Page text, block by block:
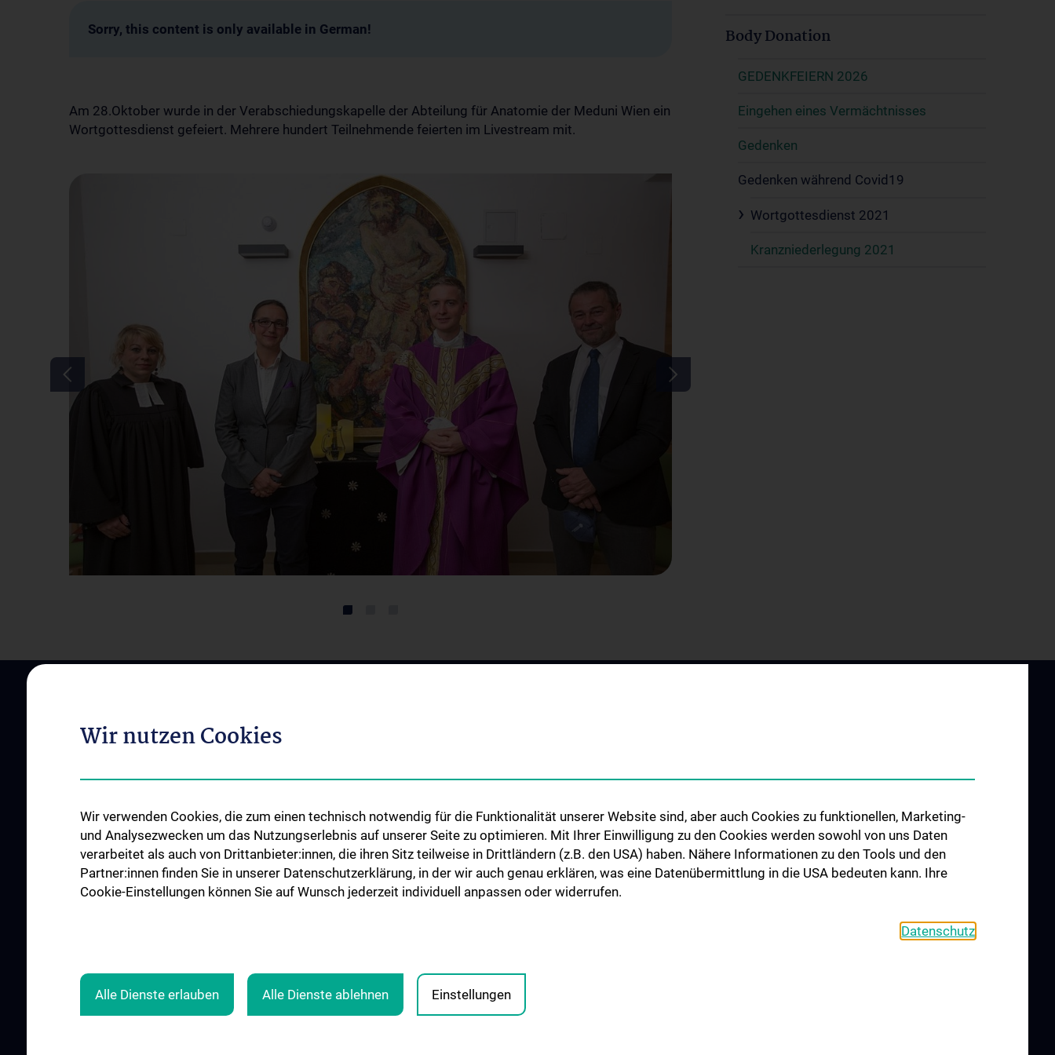
Sorry, this content is only available in German!
Am 28.Oktober wurde in der Verabschiedungskapelle der Abteilung für Anatomie der Meduni Wien ein
Wortgottesdienst gefeiert. Mehrere hundert Teilnehmende feierten im Livestream mit.
Body Donation
GEDENKFEIERN 2026
Eingehen eines Vermächtnisses
Gedenken
Gedenken während Covid19
Wortgottesdienst 2021
Kranzniederlegung 2021
ABOUT US
Zentrumsleitungen
Mission Statement
Contact
OUR DIVISIONS
Division of Anatomy
Division of Cell and
Developmental Biology
SCIENCE & RESEARCH
Science at the Division of
Anatomy
Research at the Division of Cell
STUDIES, TRAINING AND
FURTHER EDUCATION
Pre- & postgraduate Education
ZU DEN OFFENEN
STELLEN
Wir nutzen Cookies
Wir verwenden Cookies, die zum einen technisch notwendig für die Funktionalität unserer Website sind, aber auch Cookies zu funktionellen, Marketing-
und Analysezwecken um das Nutzungserlebnis auf unserer Seite zu optimieren. Mit Ihrer Einwilligung zu den Cookies werden sowohl von uns Daten
verarbeitet als auch von Drittanbieter:innen, die ihren Sitz teilweise in Drittländern (z.B. den USA) haben. Nähere Informationen zu den Tools und den
Partner:innen finden Sie in unserer Datenschutzerklärung, in der wir auch genau erklären, was eine Datenübermittlung in die USA bedeuten kann. Ihre
Cookie-Einstellungen können Sie auf Wunsch jederzeit individuell anpassen oder widerrufen.
Datenschutz
Alle Dienste erlauben Alle Dienste ablehnen Einstellungen